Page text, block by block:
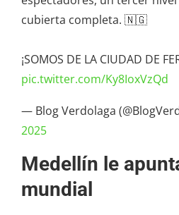
cubierta completa. 🇳🇬
¡SOMOS DE LA CIUDAD DE
pic.twitter.com/Ky8IoxVzQd
— Blog Verdolaga
2025
Medellín le
mundial